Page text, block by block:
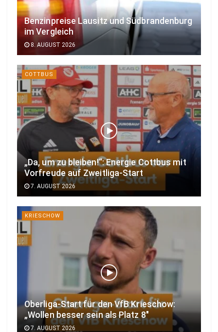
Benzinpreise Lausitz und Südbrandenburg
im Vergleich
8. AUGUST 2026
COTTBUS
„Da, um zu bleiben!“: Energie Cottbus mit
Vorfreude auf Zweitliga-Start
7. AUGUST 2026
KRIESCHOW
Oberliga-Start für den VfB Krieschow:
„Wollen besser sein als Platz 8″
7. AUGUST 2026